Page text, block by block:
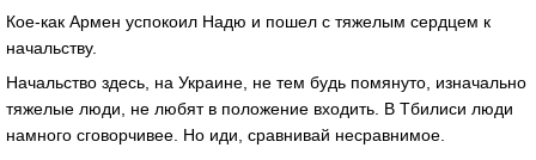
Кое-как Армен успокоил Надю и пошел с тяжелым сердцем к
начальству.
Начальство здесь, на Украине, не тем будь помянуто, изначально
тяжелые люди, не любят в положение входить. В Тбилиси люди
намного сговорчивее. Но иди, сравнивай несравнимое.